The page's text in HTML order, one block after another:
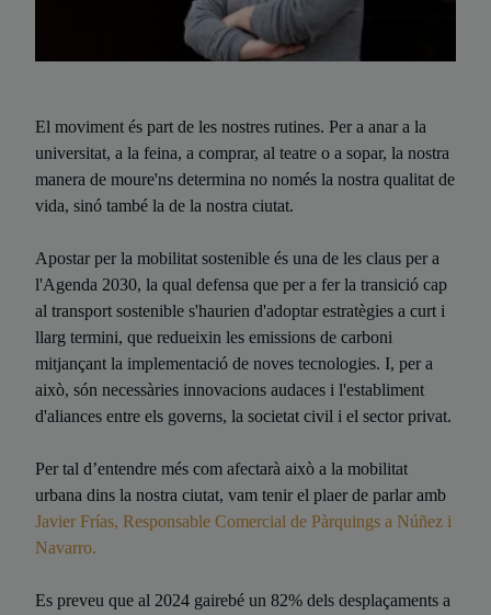
El moviment és part de les nostres rutines. Per a anar a la
universitat, a la feina, a comprar, al teatre o a sopar, la nostra
manera de moure'ns determina no només la nostra qualitat de
vida, sinó també la de la nostra ciutat.
Apostar per la mobilitat sostenible és una de les claus per a
l'Agenda 2030, la qual defensa que per a fer la transició cap
al transport sostenible s'haurien d'adoptar estratègies a curt i
llarg termini, que redueixin les emissions de carboni
mitjançant la implementació de noves tecnologies. I, per a
això, són necessàries innovacions audaces i l'establiment
d'aliances entre els governs, la societat civil i el sector privat.
Per tal d’entendre més com afectarà això a la mobilitat
urbana dins la nostra ciutat, vam tenir el plaer de parlar amb
Javier Frías, Responsable Comercial de Pàrquings a Núñez i
Navarro.
Es preveu que al 2024 gairebé un 82% dels desplaçaments a